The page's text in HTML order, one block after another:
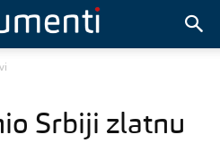
Srbiji zlatnu